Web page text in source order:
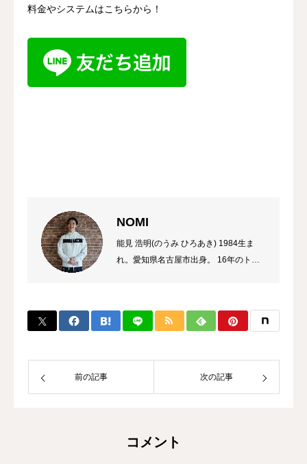
料金やシステムはこちらから！
NOMI
能見 浩明(のうみ ひろあき) 1984生ま
れ。愛知県名古屋市出身。 16年のトレ
のプロ選手の試合経験などから初心者か
ら選手まで、高い指導力に定評があり、
キックボクシング界初のコンサルタント
として、ジム運営やトレーナー育成にも
力を入れている。
前の記事 次の記事
コメント